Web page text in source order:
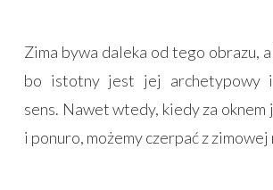
Zima bywa daleka od tego obrazu,
bo istotny jest jej archetypowy i
sens. Nawet wtedy, kiedy za oknem
i ponuro, możemy czerpać z zimowej